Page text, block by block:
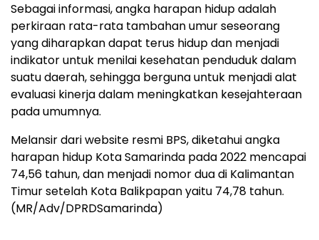
Sebagai informasi, angka harapan hidup adalah
perkiraan rata-rata tambahan umur seseorang
yang diharapkan dapat terus hidup dan menjadi
indikator untuk menilai kesehatan penduduk dalam
suatu daerah, sehingga berguna untuk menjadi alat
evaluasi kinerja dalam meningkatkan kesejahteraan
pada umumnya.
Melansir dari website resmi BPS, diketahui angka
harapan hidup Kota Samarinda pada 2022 mencapai
74,56 tahun, dan menjadi nomor dua di Kalimantan
Timur setelah Kota Balikpapan yaitu 74,78 tahun.
(MR/Adv/DPRDSamarinda)